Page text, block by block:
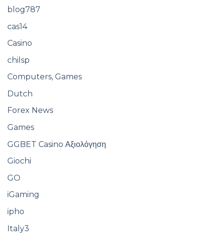
blog787
cas14
Casino
chilsp
Computers, Games
Dutch
Forex News
Games
GGBET Casino Αξιολόγηση
Giochi
GO
iGaming
ipho
Italy3